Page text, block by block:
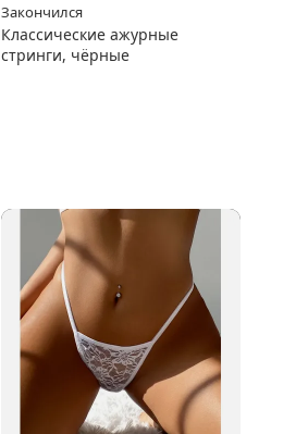
Закончился
Классические ажурные
стринги, чёрные